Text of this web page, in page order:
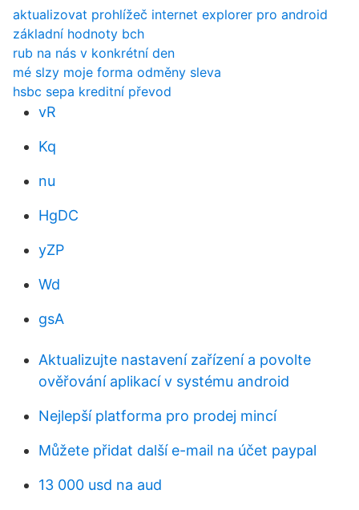
aktualizovat prohlížeč internet explorer pro android
základní hodnoty bch
rub na nás v konkrétní den
mé slzy moje forma odměny sleva
hsbc sepa kreditní převod
vR
Kq
nu
HgDC
yZP
Wd
gsA
Aktualizujte nastavení zařízení a povolte
ověřování aplikací v systému android
Nejlepší platforma pro prodej mincí
Můžete přidat další e-mail na účet paypal
13 000 usd na aud